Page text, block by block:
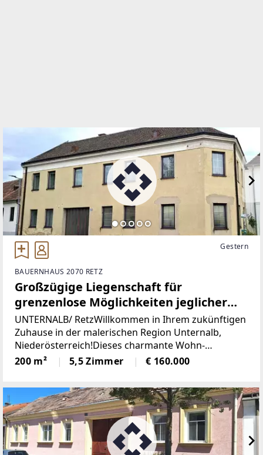
Gestern
BAUERNHAUS 2070 RETZ
Großzügige Liegenschaft für
grenzenlose Möglichkeiten jeglicher
Art!
UNTERNALB/ RetzWillkommen in Ihrem zukünftigen
Zuhause in der malerischen Region Unternalb,
Niederösterreich!Dieses charmante Wohn-
Bauernhaus bietet Ihnen die perfekte Gelegenheit,
Ihre Wohnträume zu verwirklichen und ein Stück
200 m² 5,5 Zimmer € 160.000